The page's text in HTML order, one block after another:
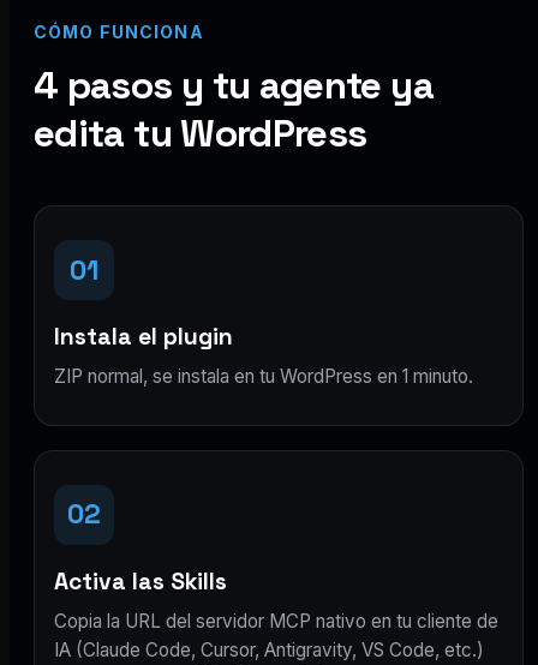
CÓMO FUNCIONA
4 pasos y tu agente ya
edita tu WordPress
01
Instala el plugin
ZIP normal, se instala en tu WordPress en 1 minuto.
02
Activa las Skills
Copia la URL del servidor MCP nativo en tu cliente de
IA (Claude Code, Cursor, Antigravity, VS Code, etc.)